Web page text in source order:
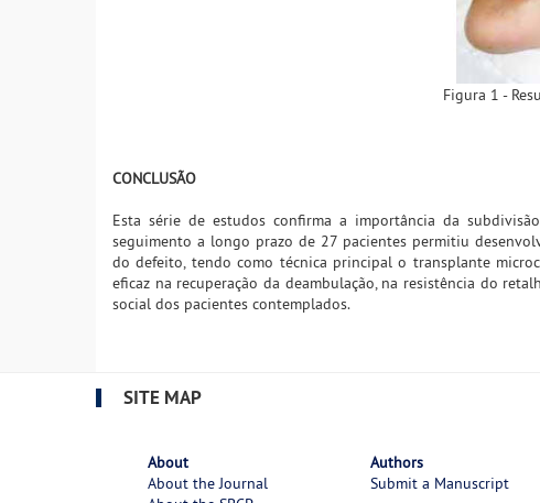
Figura 1 -
CONCLUSÃO
Esta série de estudos confirma a importância da
seguimento a longo prazo de 27 pacientes permitiu
do defeito, tendo como técnica principal o transplante
eficaz na recuperação da deambulação, na resistência do
social dos pacientes contemplados.
SITE MAP
About
About the Journal
Authors
Submit a Manuscript